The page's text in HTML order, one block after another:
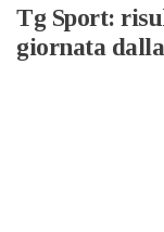
Tg Sport:
giornata